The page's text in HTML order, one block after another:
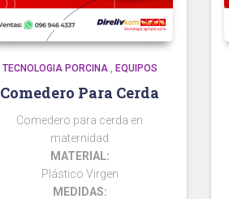
TECNOLOGIA PORCINA, EQUIPOS
Comedero Para Cerda
Comedero para cerda en
maternidad
MATERIAL:
Plástico Virgen
MEDIDAS: